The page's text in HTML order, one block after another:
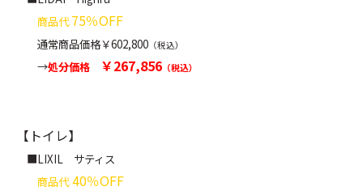
商品代75％OFF
通常商品価格￥602,800 （税込）
→処分価格 ￥267,856 （税込）
【トイレ】
■LIXIL サティス
商品代40％OFF